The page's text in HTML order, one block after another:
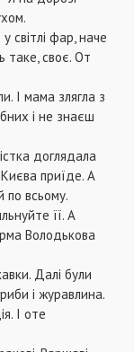
світлі фар, наче
таке, своє. От
І мама злягла з
і не знаєш
доглядала
Києва приїде. А
всьому.
її. А
Володькова
Далі були
і журавлина.
І оте